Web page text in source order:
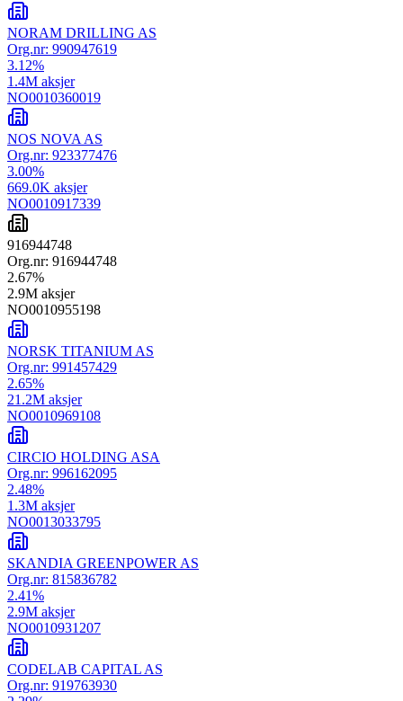
NORAM DRILLING AS
Org.nr: 990947619
3.12%
1.4M aksjer
NO0010360019
NOS NOVA AS
Org.nr: 923377476
3.00%
669.0K aksjer
NO0010917339
916944748
Org.nr: 916944748
2.67%
2.9M aksjer
NO0010955198
NORSK TITANIUM AS
Org.nr: 991457429
2.65%
21.2M aksjer
NO0010969108
CIRCIO HOLDING ASA
Org.nr: 996162095
2.48%
1.3M aksjer
NO0013033795
SKANDIA GREENPOWER AS
Org.nr: 815836782
2.41%
2.9M aksjer
NO0010931207
CODELAB CAPITAL AS
Org.nr: 919763930